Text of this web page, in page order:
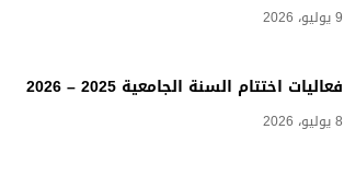
9 يوليو، 2026
فعاليات اختتام السنة الجامعية 2025 – 2026
8 يوليو، 2026